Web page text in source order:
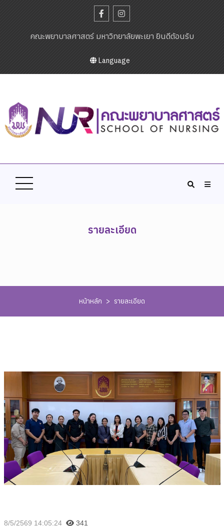
คณะพยาบาลศาสตร์ มหาวิทยาลัยพะเยา ยินดีต้อนรับ
Language
รายละเอียด
หน้าหลัก > รายละเอียด
8/5/2569 14:05:24 341